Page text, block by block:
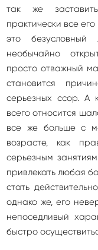
так же
практически все
это
необычайно
просто отважный
становится
серьезных ссор. А
всего относится
все же больше с
возрасте, как
серьезным
привлекать любая
стать
однако же, его
непоседливый
быстро